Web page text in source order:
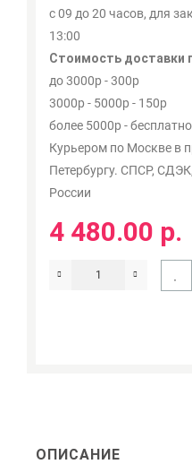
с 09 до 20 часов, для
13:00
Стоимость доставки
до 3000р - 300р
3000р - 5000р - 150р
более 5000р - бесплатно
Курьером по Москве в
Петербургу. СПСР,
России
4 480.00 р.
ОПИСАНИЕ